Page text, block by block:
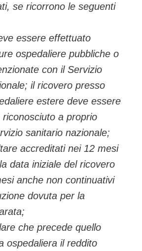
se ricorrono le seguenti
essere effettuato
ospedaliere pubbliche o
con il Servizio
il ricovero presso
estere deve essere
a proprio
sanitario nazionale;
accreditati nei 12 mesi
data iniziale del ricovero
anche non continuativi
dovuta per la
che precede quello
ospedaliera il reddito